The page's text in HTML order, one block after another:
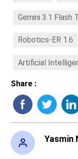
Gemini 3.1 Flash
Robotics-ER 1.6
Artificial
Share :
Yasmin